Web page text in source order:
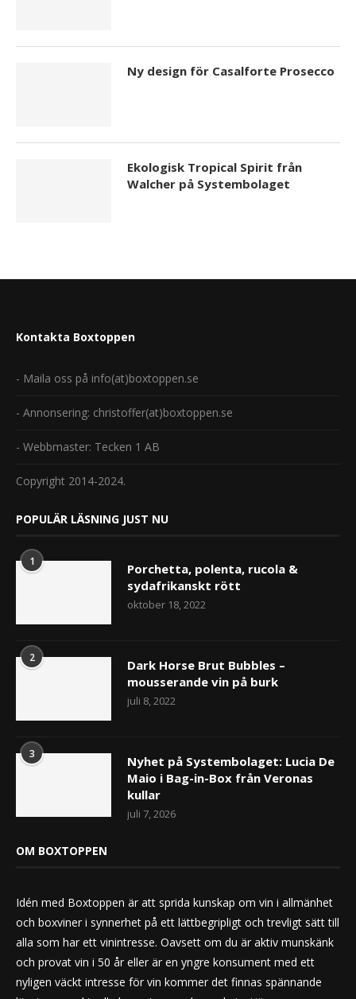
Ny design för Casalforte Prosecco
Ekologisk Tropical Spirit från
Walcher på Systembolaget
Kontakta Boxtoppen
- Maila oss på info(at)boxtoppen.se
- Annonsering: christoffer(at)boxtoppen.se
- Webbmaster: Tecken 1 AB
Copyright 2014-2024.
POPULÄR LÄSNING JUST NU
1
Porchetta, polenta, rucola &
sydafrikanskt rött
oktober 18, 2022
2
Dark Horse Brut Bubbles –
mousserande vin på burk
juli 8, 2022
3
Nyhet på Systembolaget: Lucia De
Maio i Bag-in-Box från Veronas
kullar
juli 7, 2026
OM BOXTOPPEN
Idén med Boxtoppen är att sprida kunskap om vin i allmänhet
och boxviner i synnerhet på ett lättbegripligt och trevligt sätt till
alla som har ett vinintresse. Oavsett om du är aktiv munskänk
och provat vin i 50 år eller är en yngre konsument med ett
nyligen väckt intresse för vin kommer det finnas spännande